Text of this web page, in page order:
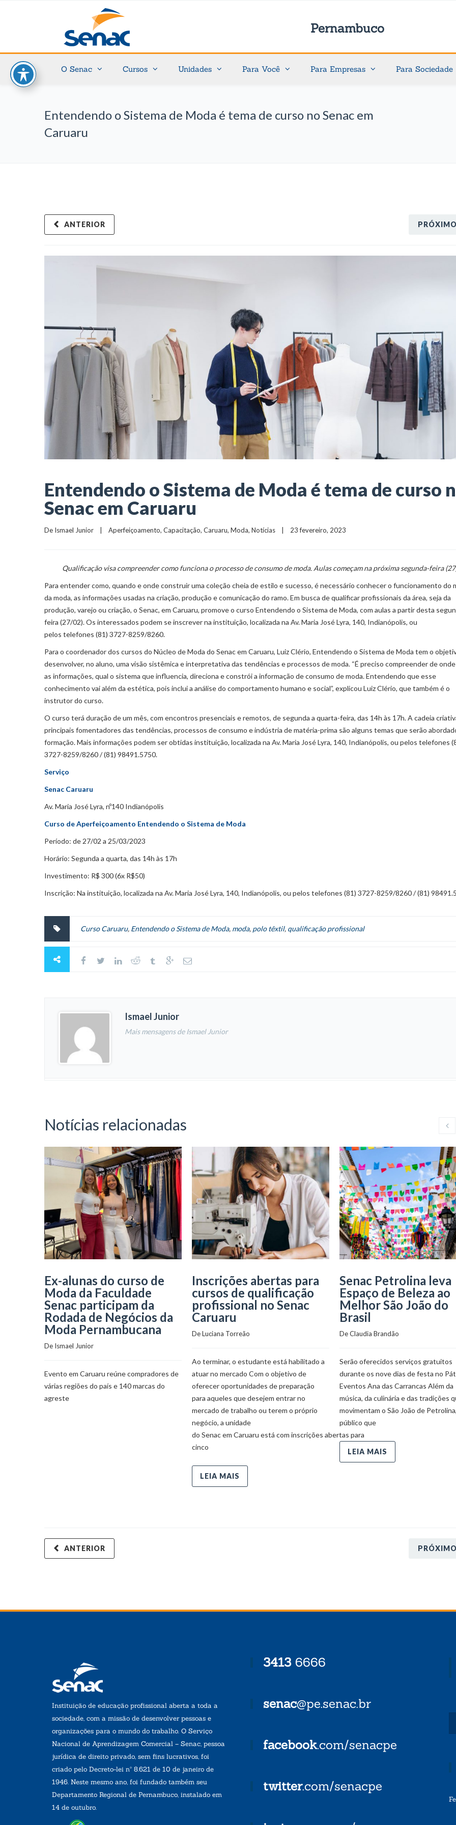
Pernambuco
O Senac Cursos Unidades Para Você Para Empresas Para Sociedade
Entendendo o Sistema de Moda é tema de curso no Senac em
Caruaru
PRÓXIMO
ANTERIOR
Entendendo o Sistema de Moda é tema de curso
Senac em Caruaru
De Ismael Junior Aperfeiçoamento, Capacitação, Caruaru, Moda, Notícias
    |    23 fevereiro, 2023
Qualificação visa compreender como funciona o processo de consumo de moda. Aulas começam na próxima segunda-feira
Para entender como, quando e onde construir uma coleção cheia de estilo e sucesso, é necessário conhecer o funcionamento do
da moda, as informações usadas na criação, produção e comunicação do ramo. Em busca de qualificar profissionais da área, seja da
produção, varejo ou criação, o Senac, em Caruaru, promove o curso Entendendo o Sistema de Moda, com aulas a partir desta
feira (27/02). Os interessados podem se inscrever na instituição, localizada na Av. Maria José Lyra, 140, Indianópolis, ou
pelos telefones (81) 3727-8259/8260.
Para o coordenador dos cursos do Núcleo de Moda do Senac em Caruaru, Luiz Clério, Entendendo o Sistema de Moda tem o
desenvolver, no aluno, uma visão sistêmica e interpretativa das tendências e processos de moda. “É preciso compreender de
as informações, qual o sistema que influencia, direciona e constrói a informação de consumo de moda. Entendendo que esse
conhecimento vai além da estética, pois inclui a análise do comportamento humano e social”, explicou Luiz Clério, que também é o
instrutor do curso.
O curso terá duração de um mês, com encontros presenciais e remotos, de segunda a quarta-feira, das 14h às 17h. A cadeia
principais fomentadores das tendências, processos de consumo e indústria de matéria-prima são alguns temas que serão
formação. Mais informações podem ser obtidas instituição, localizada na Av. Maria José Lyra, 140, Indianópolis, ou pelos telefones
3727-8259/8260 / (81) 98491.5750.
Serviço
Senac Caruaru
Av. Maria José Lyra, nº140 Indianópolis
Curso de Aperfeiçoamento Entendendo o Sistema de Moda
Período: de 27/02 a 25/03/2023
Horário: Segunda a quarta, das 14h às 17h
Investimento: R$ 300 (6x R$50)
Inscrição: Na instituição, localizada na Av. Maria José Lyra, 140, Indianópolis, ou pelos telefones (81) 3727-8259/8260 / (81)
Curso Caruaru, Entendendo o Sistema de Moda, moda, polo têxtil, qualificação profissional
Ismael Junior
Mais mensagens de Ismael Junior
Notícias relacionadas
Ex-alunas do curso de
Moda da Faculdade
Senac participam da
Rodada de Negócios da
Moda Pernambucana
De Ismael Junior
Evento em Caruaru reúne compradores de
várias regiões do país e 140 marcas do
agreste
Inscrições abertas para
cursos de qualificação
profissional no Senac
Caruaru
De Luciana Torreão
Ao terminar, o estudante está habilitado a
atuar no mercado Com o objetivo de
oferecer oportunidades de preparação
para aqueles que desejem entrar no
mercado de trabalho ou terem o próprio
negócio, a unidade
do Senac em Caruaru está com inscrições abertas para
cinco
LEIA MAIS
Senac Petrolina leva
Espaço de Beleza ao
Melhor São João do
Brasil
De Claudia Brandão
Serão oferecidos serviços gratuitos
durante os nove dias de festa no
Eventos Ana das Carrancas Além da
música, da culinária e das tradições
movimentam o São João de
público que
LEIA MAIS
PRÓXIMO
ANTERIOR
Instituição de educação profissional aberta a toda a
sociedade, com a missão de desenvolver pessoas e
organizações para o mundo do trabalho. O Serviço
Nacional de Aprendizagem Comercial – Senac, pessoa
jurídica de direito privado, sem fins lucrativos, foi
criado pelo Decreto-lei nº 8.621 de 10 de janeiro de
1946. Neste mesmo ano, foi fundado também seu
Departamento Regional de Pernambuco, instalado em
14 de outubro.
34136666
senac@pe.senac.br
facebook.com/senacpe
twitter.com/senacpe